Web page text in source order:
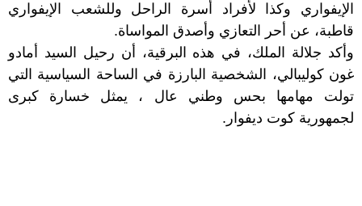
الإيفواري وكذا لأفراد أسرة الراحل وللشعب الإيفواري
قاطبة، عن أحر التعازي وأصدق المواساة.
وأكد جلالة الملك، في هذه البرقية، أن رحيل السيد أمادو
غون كوليبالي، الشخصية البارزة في الساحة السياسية التي
تولت مهامها بحس وطني عال ، يمثل خسارة كبرى
لجمهورية كوت ديفوار.